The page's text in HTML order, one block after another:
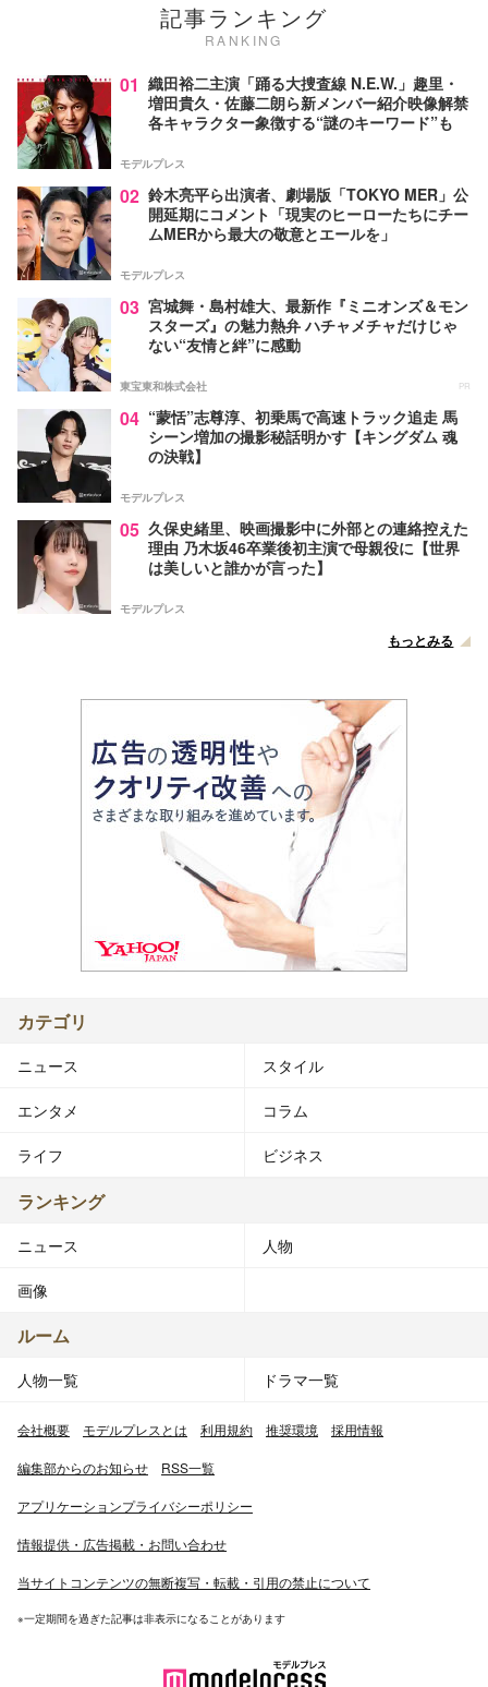
記事ランキング
RANKING
01 織田裕二主演「踊る大捜査線 N.E.W.」趣里・
増田貴久・佐藤二朗ら新メンバー紹介映像解禁
各キャラクター象徴する“謎のキーワード”も
モデルプレス
02 鈴木亮平ら出演者、劇場版「TOKYO MER」公
開延期にコメント「現実のヒーローたちにチー
ムMERから最大の敬意とエールを」
モデルプレス
03 宮城舞・島村雄大、最新作『ミニオンズ＆モン
スターズ』の魅力熱弁 ハチャメチャだけじゃ
ない“友情と絆”に感動
東宝東和株式会社 PR
04 “蒙恬”志尊淳、初乗馬で高速トラック追走 馬
シーン増加の撮影秘話明かす【キングダム 魂
の決戦】
モデルプレス
05 久保史緒里、映画撮影中に外部との連絡控えた
理由 乃木坂46卒業後初主演で母親役に【世界
は美しいと誰かが言った】
モデルプレス
もっとみる
カテゴリ
ニュース スタイル
エンタメ コラム
ライフ ビジネス
ランキング
ニュース 人物
画像
ルーム
人物一覧 ドラマ一覧
会社概要 モデルプレスとは 利用規約 推奨環境 採用情報
編集部からのお知らせ RSS一覧
アプリケーションプライバシーポリシー
情報提供・広告掲載・お問い合わせ
当サイトコンテンツの無断複写・転載・引用の禁止について
※一定期間を過ぎた記事は非表示になることがあります